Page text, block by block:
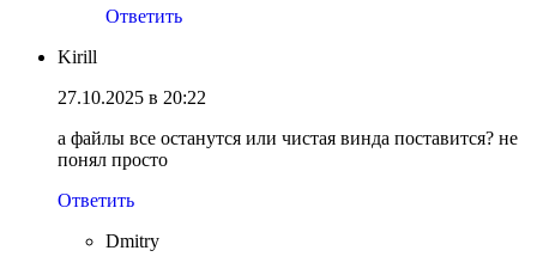
Ответить
Kirill
27.10.2025 в 20:22
а файлы все останутся или чистая винда поставится? не
понял просто
Ответить
Dmitry